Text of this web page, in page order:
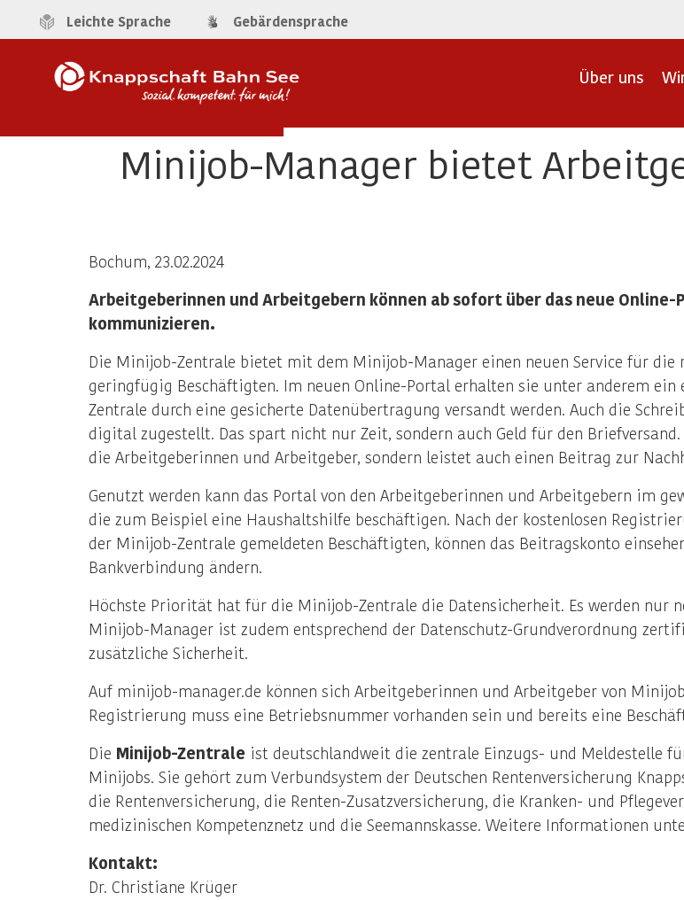
Leichte Sprache Gebärdensprache
Über uns
Minijob-Manager bietet
Bochum, 23.02.2024
Arbeitgeberinnen und Arbeitgebern können ab sofort über das neue
kommunizieren.
Die Minijob-Zentrale bietet mit dem Minijob-Manager einen neuen Service für die
geringfügig Beschäftigten. Im neuen Online-Portal erhalten sie unter anderem
Zentrale durch eine gesicherte Datenübertragung versandt werden. Auch die
digital zugestellt. Das spart nicht nur Zeit, sondern auch Geld für den
die Arbeitgeberinnen und Arbeitgeber, sondern leistet auch einen Beitrag zur
Genutzt werden kann das Portal von den Arbeitgeberinnen und Arbeitgebern im
die zum Beispiel eine Haushaltshilfe beschäftigen. Nach der kostenlosen
der Minijob-Zentrale gemeldeten Beschäftigten, können das Beitragskonto
Bankverbindung ändern.
Höchste Priorität hat für die Minijob-Zentrale die Datensicherheit. Es werden nur
Minijob-Manager ist zudem entsprechend der Datenschutz-Grundverordnung
zusätzliche Sicherheit.
Auf minijob-manager.de können sich Arbeitgeberinnen und Arbeitgeber von
Registrierung muss eine Betriebsnummer vorhanden sein und bereits eine
Die Minijob-Zentrale ist deutschlandweit die zentrale Einzugs- und Meldestelle
Minijobs. Sie gehört zum Verbundsystem der Deutschen Rentenversicherung
die Rentenversicherung, die Renten-Zusatzversicherung, die Kranken- und
medizinischen Kompetenznetz und die Seemannskasse. Weitere Informationen
Kontakt:
Dr. Christiane Krüger